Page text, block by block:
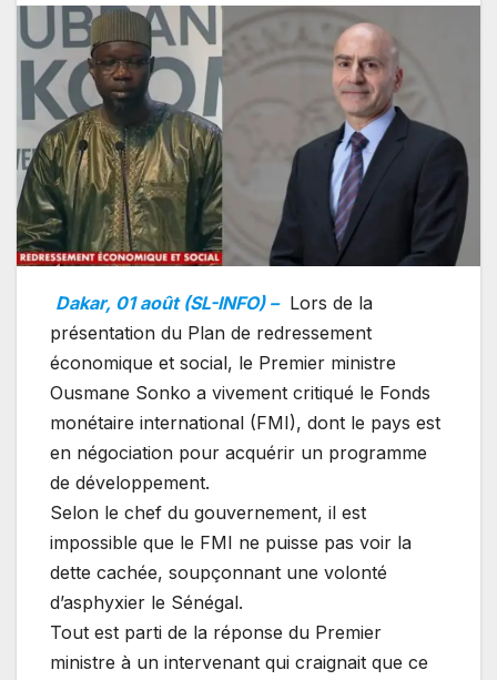
Dakar, 01 août (SL-INFO) – Lors de la
présentation du Plan de redressement
économique et social, le Premier ministre
Ousmane Sonko a vivement critiqué le Fonds
monétaire international (FMI), dont le pays est
en négociation pour acquérir un programme
de développement.
Selon le chef du gouvernement, il est
impossible que le FMI ne puisse pas voir la
dette cachée, soupçonnant une volonté
d’asphyxier le Sénégal.
Tout est parti de la réponse du Premier
ministre à un intervenant qui craignait que ce